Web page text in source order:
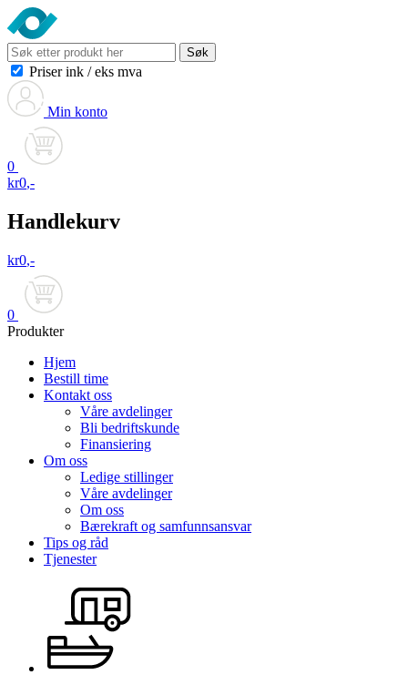
Søk
Priser ink / eks mva
Min konto
0
kr0,-
Handlekurv
kr0,-
0
Produkter
Hjem
Bestill time
Kontakt oss
Våre avdelinger
Bli bedriftskunde
Finansiering
Om oss
Ledige stillinger
Våre avdelinger
Om oss
Bærekraft og samfunnsansvar
Tips og råd
Tjenester